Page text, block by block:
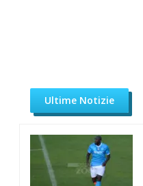
Ultime Notizie